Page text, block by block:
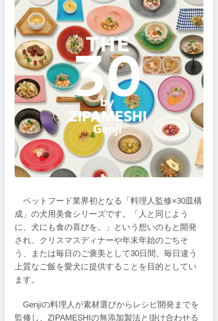
ペットフード業界初となる「料理人監修×30皿構
成」の犬用美食シリーズです。「人と同じよう
に、犬にも食の喜びを。」という想いのもと開発
され、クリスマスディナーや年末年始のごちそ
う、または毎日のご褒美として30日間、毎日違う
上質なご飯を愛犬に提供することを目的としてい
ます。
Genjiの料理人が素材選びからレシピ開発までを
監修し、ZIPAMESHIの無添加製法と掛け合わせる